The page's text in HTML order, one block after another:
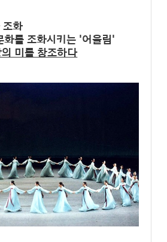
조화
화를 조화시키는 '어울림'
미를 창조하다